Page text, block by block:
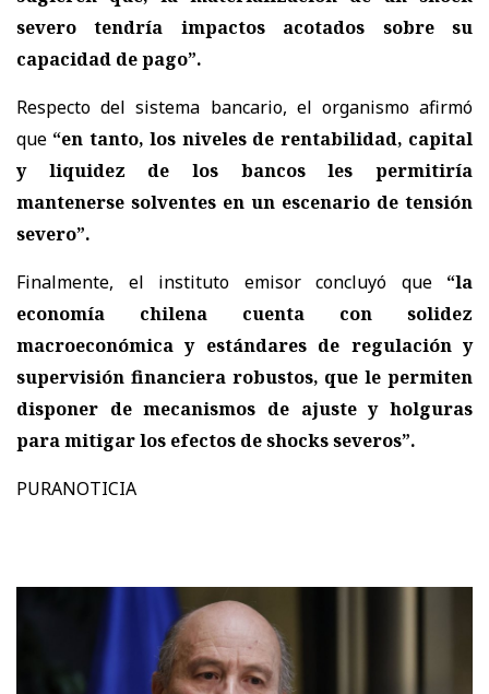
severo tendría impactos acotados sobre su
capacidad de pago”.
Respecto del sistema bancario, el organismo afirmó
que “en tanto, los niveles de rentabilidad, capital
y liquidez de los bancos les permitiría
mantenerse solventes en un escenario de tensión
severo”.
Finalmente, el instituto emisor concluyó que “la
economía chilena cuenta con solidez
macroeconómica y estándares de regulación y
supervisión financiera robustos, que le permiten
disponer de mecanismos de ajuste y holguras
para mitigar los efectos de shocks severos”.
PURANOTICIA